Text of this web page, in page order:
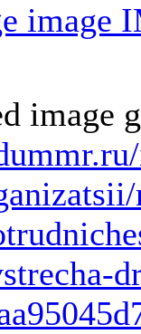
image